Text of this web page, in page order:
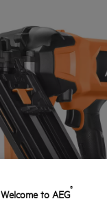
Welcome to AEG®